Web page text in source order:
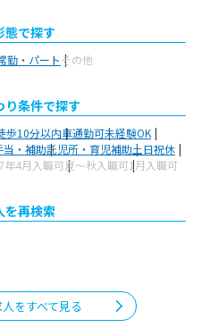
態で探す
勤・パートその他
り条件で探す
歩10分以内車通勤可未経験OK
当・補助託児所・育児補助土日祝休
年4月入職可夏～秋入職可1月入職可
を再検索
をすべて見る